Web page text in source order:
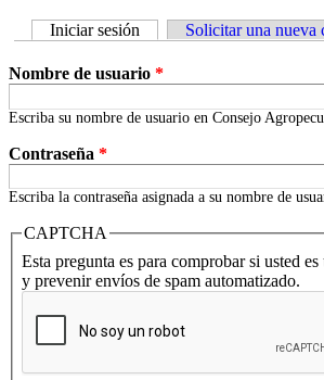
Iniciar sesión (solapa activa)
Solicitar una nueva
Nombre de usuario *
Escriba su nombre de usuario en Consejo
Contraseña *
Escriba la contraseña asignada a su nombre de
CAPTCHA
Esta pregunta es para comprobar si usted
y prevenir envíos de spam automatizado.